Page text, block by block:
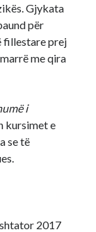
Gjykata
për
fillestare prej
me qira
i
kursimet e
se të
2017